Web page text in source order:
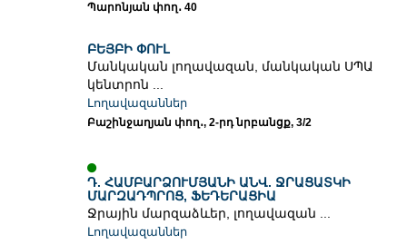
Պարոնյան փող․ 40
ԲԵՅԲԻ ՓՈՒԼ
Մանկական լողավազան, մանկական ՍՊԱ
կենտրոն ...
Լողավազաններ
Բաշինջաղյան փող․, 2-րդ նրբանցք, 3/2
Դ. ՀԱՄԲԱՐՁՈՒՄՅԱՆԻ ԱՆՎ. ՋՐԱՑԱՏԿԻ
ՄԱՐԶԱԴՊՐՈՑ, ՖԵԴԵՐԱՑԻԱ
Ջրային մարզաձևեր, լողավազան ...
Լողավազաններ